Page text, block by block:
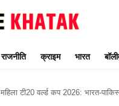
राजनीति क्राइम भारत
महिला टी20 वर्ल्ड कप 2026: भारत-पाकिस्तान महामुकाबला 14 जून को, फाइनल